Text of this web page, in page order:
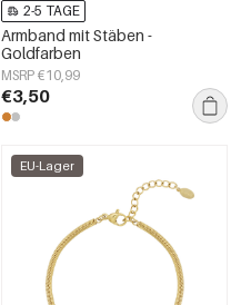
2-5 TAGE
Armband mit Stäben -
Goldfarben
MSRP €10,99
€3,50
EU-Lager